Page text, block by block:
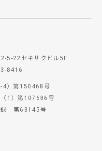
5-22セキサクビル5F
8416
4）第150468号
1）第107686号
録 第63145号